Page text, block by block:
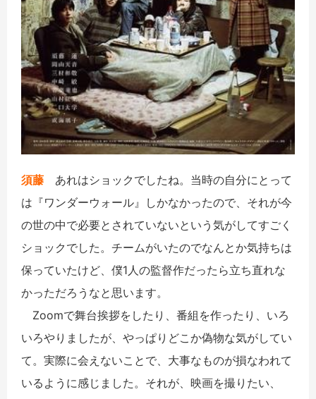
須藤 あれはショックでしたね。当時の自分にとって
は『ワンダーウォール』しかなかったので、それが今
の世の中で必要とされていないという気がしてすごく
ショックでした。チームがいたのでなんとか気持ちは
保っていたけど、僕1人の監督作だったら立ち直れな
かっただろうなと思います。
Zoomで舞台挨拶をしたり、番組を作ったり、いろ
いろやりましたが、やっぱりどこか偽物な気がしてい
て。実際に会えないことで、大事なものが損なわれて
いるように感じました。それが、映画を撮りたい、